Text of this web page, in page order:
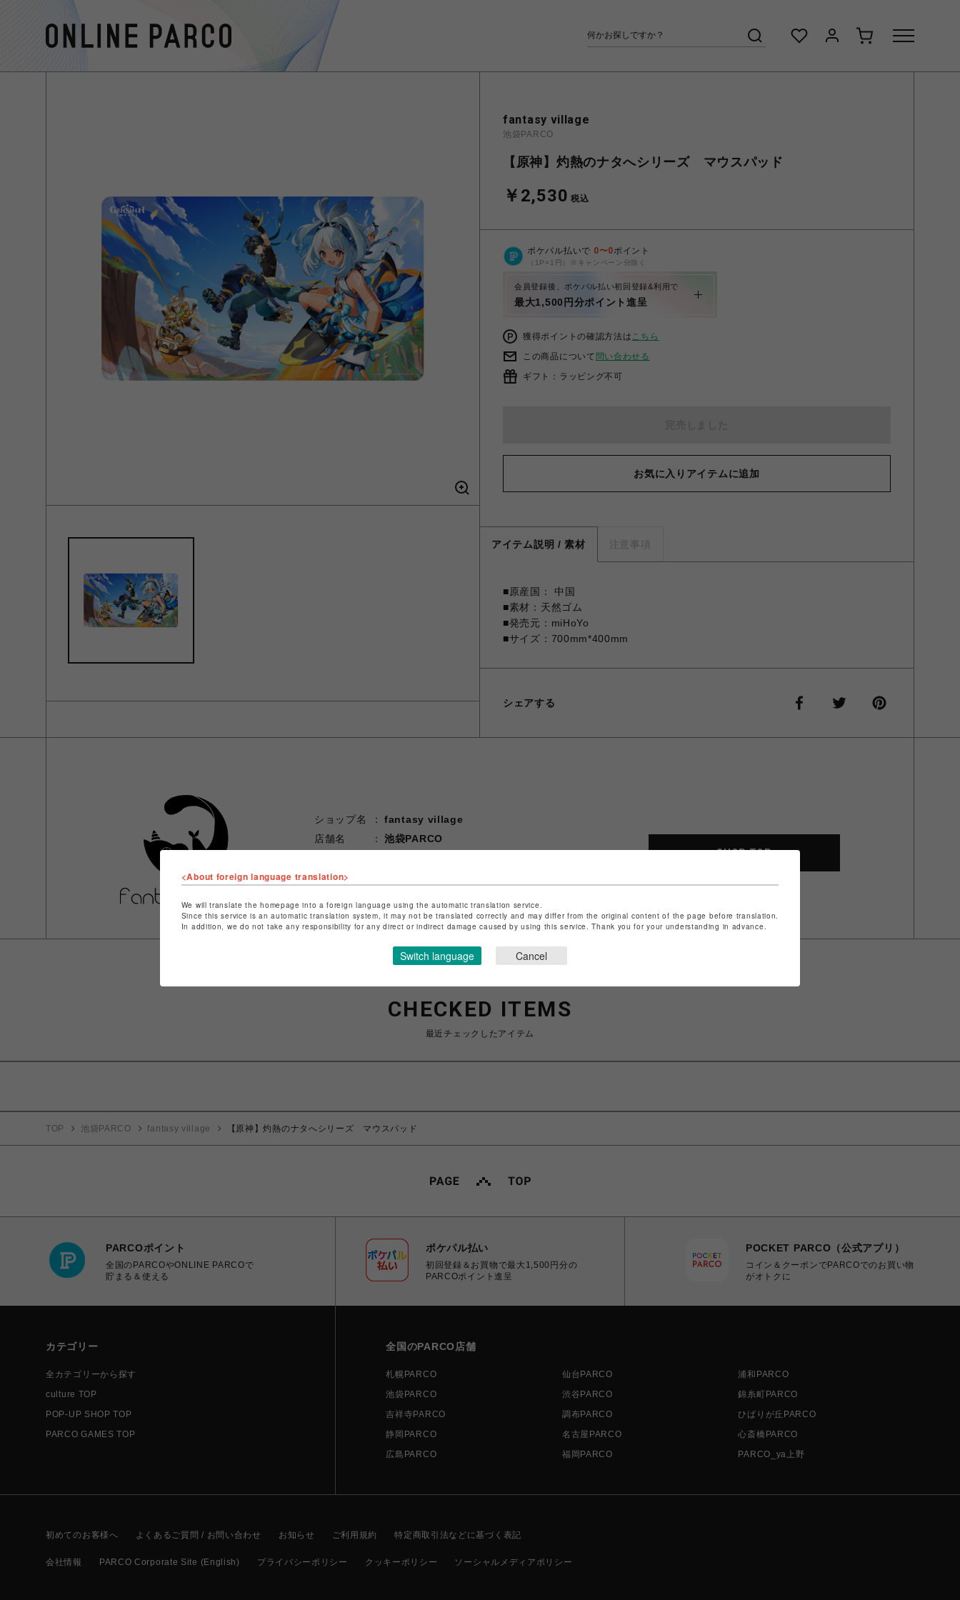
fantasy village
池袋PARCO
【原神】灼熱のナタへシリーズ マウスパッド
￥2,530 税込
ポケパル払いで 0〜0ポイント
（1P=1円）※キャンペーン分除く
会員登録後、ポケパル払い初回登録&利用で
最大1,500円分ポイント進呈
獲得ポイントの確認方法はこちら
この商品について 問い合わせる
ギフト：ラッピング不可
お気に入りアイテムに追加
アイテム説明 / 素材 注意事項
■原産国： 中国
■素材：天然ゴム
■発売元：miHoYo
■サイズ：700mm*400mm
シェアする
ショップ名
fantasy village
店舗名
池袋PARCO
ショップお問い合わせはこちら
SHOP TOP
CHECKED ITEMS
最近チェックしたアイテム
TOP 池袋PARCO fantasy village 【原神】灼熱のナタへシリーズ マウスパッド
PARCOポイント
全国のPARCOやONLINE PARCOで
貯まる＆使える
ポケパル払い
初回登録＆お買物で最大1,500円分の
PARCOポイント進呈
POCKET PARCO（公式アプリ）
コイン＆クーポンでPARCOでのお買い物
がオトクに
カテゴリー
全カテゴリーから探す
culture TOP
POP-UP SHOP TOP
PARCO GAMES TOP
全国のPARCO店舗
札幌PARCO 仙台PARCO
浦和PARCO
池袋PARCO
渋谷PARCO
錦糸町PARCO
吉祥寺PARCO
調布PARCO
ひばりが丘PARCO
静岡PARCO
名古屋PARCO
心斎橋PARCO
広島PARCO
福岡PARCO PARCO_ya上野
初めてのお客様へ よくあるご質問 / お問い合わせ お知らせ ご利用規約 特定商取引法などに基づく表記
会社情報 PARCO Corporate Site (English) プライバシーポリシー クッキーポリシー ソーシャルメディアポリシー
<About foreign language translation>
We will translate the homepage into a foreign language using the automatic translation service.
Since this service is an automatic translation system, it may not be translated correctly and may differ from the original content of the page before translation.
In addition, we do not take any responsibility for any direct or indirect damage caused by using this service. Thank you for your understanding in advance.
Switch language Cancel